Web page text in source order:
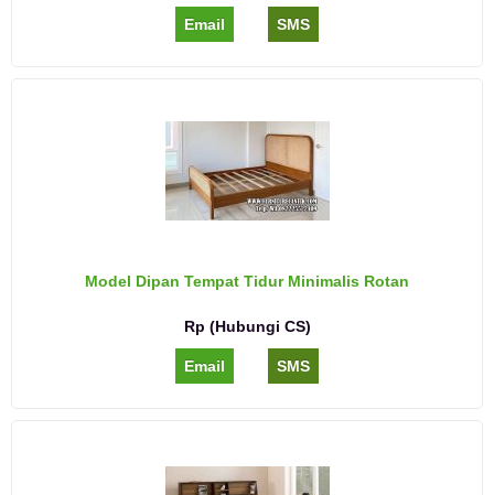
Email SMS
Model Dipan Tempat Tidur Minimalis Rotan
Rp (Hubungi CS)
Email SMS